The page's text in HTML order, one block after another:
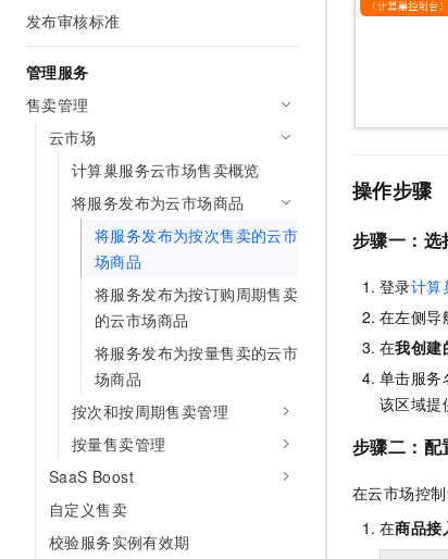
发布审核标准
管理服务
售卖管理
云市场
计算巢服务云市场售卖概览
将服务发布为云市场商品
将服务发布为按次售卖的云市
场商品
将服务发布为按订购周期售卖
的云市场商品
将服务发布为按量售卖的云市
场商品
按次和按周期售卖管理
按量售卖管理
SaaS Boost
自定义售卖
校验服务实例有效期
操作步骤
步骤一： 选
登录计算
在左侧导
在我创建
单击服务
该区域提
步骤二：配
在云市场控
在商品接
快速部署 Dify，
10 分钟在聊天系
终端用户计算
开发工具
迁移与运维管理